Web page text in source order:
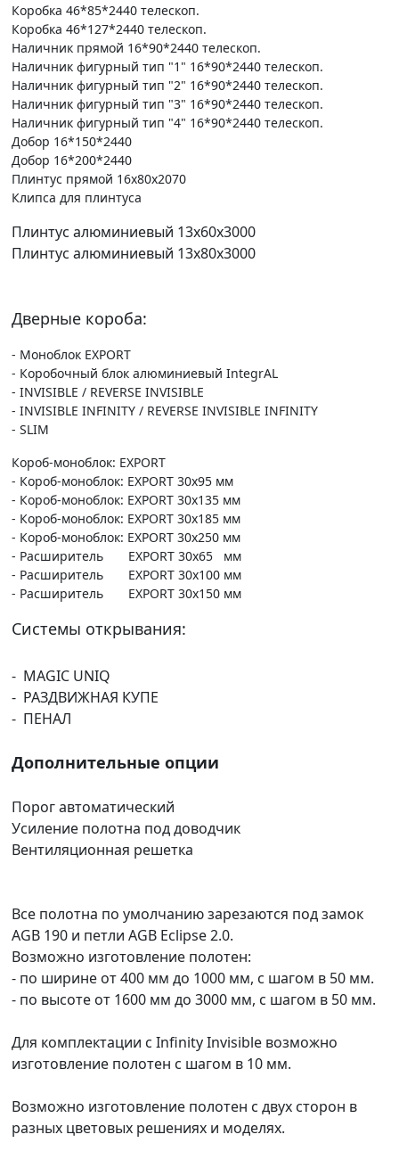
Коробка 46*85*2440 телескоп.
Коробка 46*127*2440 телескоп.
Наличник прямой 16*90*2440 телескоп.
Наличник фигурный тип "1" 16*90*2440 телескоп.
Наличник фигурный тип "2" 16*90*2440 телескоп.
Наличник фигурный тип "3" 16*90*2440 телескоп.
Наличник фигурный тип "4" 16*90*2440 телескоп.
Добор 16*150*2440
Добор 16*200*2440
Плинтус прямой 16х80х2070
Клипса для плинтуса
Плинтус алюминиевый 13х60х3000
Плинтус алюминиевый 13х80х3000
Дверные короба:
- Моноблок EXPORT
- Коробочный блок алюминиевый IntegrAL
- INVISIBLE / REVERSE INVISIBLE
- INVISIBLE INFINITY / REVERSE INVISIBLE INFINITY
- SLIM
Короб-моноблок: EXPORT
- Короб-моноблок: EXPORT 30х95 мм
- Короб-моноблок: EXPORT 30х135 мм
- Короб-моноблок: EXPORT 30х185 мм
- Короб-моноблок: EXPORT 30х250 мм
- Расширитель EXPORT 30х65 мм
- Расширитель EXPORT 30х100 мм
- Расширитель EXPORT 30х150 мм
Системы открывания:
- MAGIC UNIQ
- РАЗДВИЖНАЯ КУПЕ
- ПЕНАЛ
Дополнительные опции
Порог автоматический
Усиление полотна под доводчик
Вентиляционная решетка
Все полотна по умолчанию зарезаются под замок
AGB 190 и петли AGB Eclipse 2.0.
Возможно изготовление полотен:
- по ширине от 400 мм до 1000 мм, с шагом в 50 мм.
- по высоте от 1600 мм до 3000 мм, с шагом в 50 мм.
Для комплектации с Infinity Invisible возможно
изготовление полотен с шагом в 10 мм.
Возможно изготовление полотен с двух сторон в
разных цветовых решениях и моделях.